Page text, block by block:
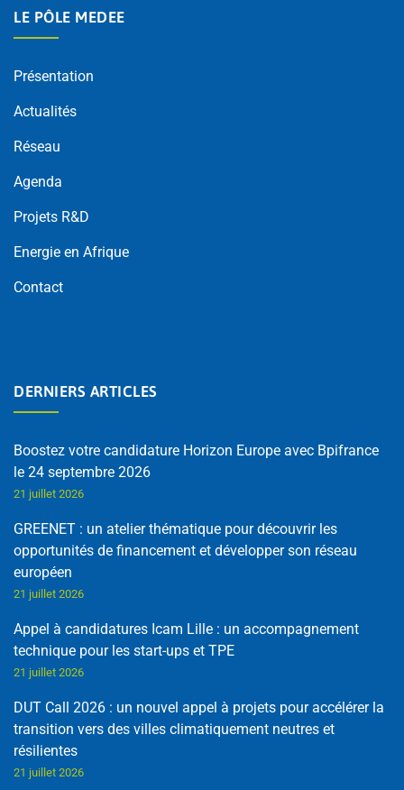
LE PÔLE MEDEE
Présentation
Actualités
Réseau
Agenda
Projets R&D
Energie en Afrique
Contact
DERNIERS ARTICLES
Boostez votre candidature Horizon Europe avec Bpifrance
le 24 septembre 2026
21 juillet 2026
GREENET : un atelier thématique pour découvrir les
opportunités de financement et développer son réseau
européen
21 juillet 2026
Appel à candidatures Icam Lille : un accompagnement
technique pour les start-ups et TPE
21 juillet 2026
DUT Call 2026 : un nouvel appel à projets pour accélérer la
transition vers des villes climatiquement neutres et
résilientes
21 juillet 2026